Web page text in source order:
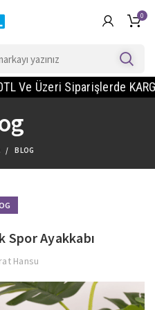
0
Üzeri Siparişlerde KARGO
BLOG
Spor Ayakkabı
Hansu